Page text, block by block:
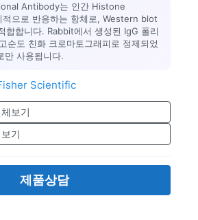
Antibody는 인간 Histone
적으로 반응하는 항체로, Western blot
합합니다. Rabbit에서 생성된 IgG 폴리
순도 친화 크로마토그래피로 정제되었
만 사용됩니다.
Scientific
보기
기
제품상담